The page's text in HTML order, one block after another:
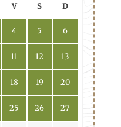
V S D
4 5 6
11 12 13
18 19 20
25 26 27